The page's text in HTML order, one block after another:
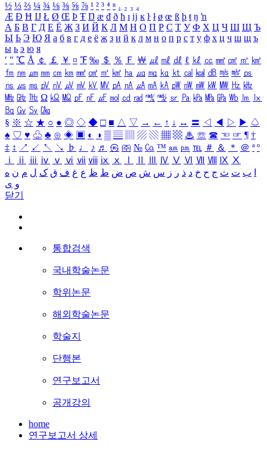
½ ⅓ ⅔ ¼ ¾ ⅛ ⅜ ⅝ ⅞ ¹ ² ³ ⁴ ⁿ ₁ ₂ ₃ ₄
Æ Ð Ħ Ĳ Ł Ø Œ Þ Ŧ Ŋ æ đ ð ħ ı ĳ ĸ ŀ ł ø œ ß þ ŧ ŋ ŉ
А Б В Г Д Е Ё Ж З И Й К Л М Н О П Р С Т У Ф Х Ц Ч Ш Щ Ъ
Ы Ь Э Ю Я а б в г д е ё ж з и й к л м н о п р с т у ф х ц ч ш щ ъ
ы ь э ю я
′ ″ ℃ Å ￠ ￡ ￥ ¤ ℉ ‰ ＄ ％ Ｆ ￦ ㎕ ㎖ ㎗ ℓ ㎘ ㏄ ㎣ ㎤ ㎥ ㎦
㎙ ㎚ ㎛ ㎜ ㎝ ㎞ ㎟ ㎠ ㎡ ㎢ ㏊ ㎍ ㎎ ㎏ ㏏ ㎈ ㎉ ㏈ ㎧ ㎨ ㎰
㎱ ㎲ ㎳ ㎴ ㎵ ㎶ ㎷ ㎸ ㎹ ㎀ ㎁ ㎂ ㎃ ㎄ ㎺ ㎻ ㎽ ㎾ ㎿ ㎐ ㎑
㎒ ㎓ ㎔ Ω ㏀ ㏁ ㎊ ㎋ ㎌ ㏖ ㏅ ㎭ ㎮ ㎯ ㏛ ㎩ ㎪ ㎫ ㎬ ㏝ ㏐
㏓
㏃ ㏉ ㏜ ㏆
§ ※ ☆ ★ ○ ● ◎ ◇ ◆ □ ■ △ ▽ → ← ↑ ↓ ↔ 〓 ◁ ◀ ▷ ▶ ♤
♠ ♡ ♥ ♧ ♣ ⊙ ◈ ▣ ◐ ◑ ▒ ▤ ▨ ▧ ▦ ▩ ♨ ☏ ☎ ☜ ☞ ¶ †
‡ ↕ ↗ ↙ ↖ ↘ ♭ ♩ ♪ ♬ ㉿ ㈜ № ㏇ ™ ㏂ ㏘ ℡ ＃ ＆ ＊ ＠ ª º
ⅰ
ⅱ ⅲ ⅳ ⅴ ⅵ ⅶ ⅷ ⅸ ⅹ Ⅳ Ⅴ Ⅵ Ⅶ Ⅷ Ⅸ Ⅹ
ب ت ث ج ح خ د ذ ر ز س ش ص ض ط ظ ع غ ف ق ک ل م ن ه
و ی
닫기
통합검색
국내학술논문
학위논문
해외학술논문
학술지
단행본
연구보고서
공개강의
home
연구보고서 상세